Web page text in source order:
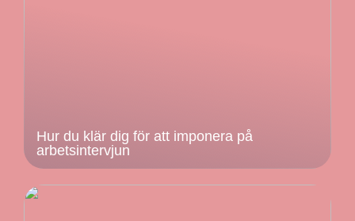
Hur du klär dig för att imponera på
arbetsintervjun